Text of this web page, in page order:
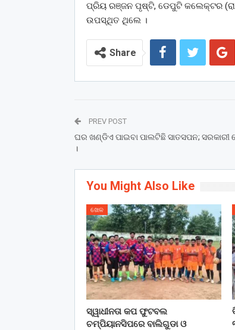
ପ୍ରିୟ ରଞ୍ଜନ ପୃଷ୍ଟି, ଡେପୁଟି କଲେକ୍ଟର
ଉପସ୍ଥିତ ଥିଲେ ।
Share
PREV POST
ଘର ଖଣ୍ଡିଏ ପାଇବା ପାଲଟିଛି ସାତସପନ; ସରକାରୀ
।
You Might Also Like
ଖେଳ
ସ୍ୱାଧୀନତା କପ ଫୁଟବଲ
ଚମ୍ପିୟାନସିପରେ ବାଲିଗୁଡା ଓ